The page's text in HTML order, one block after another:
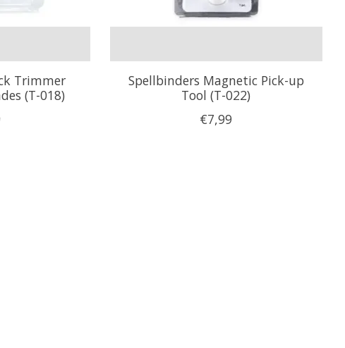
Trimmer
(T-018)
Spellbinders Magnetic Pick-up
Tool (T-022)
€7,99